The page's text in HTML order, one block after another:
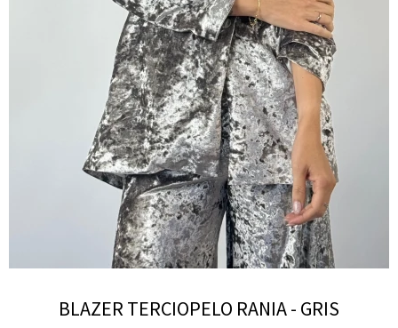
BLAZER TERCIOPELO RANIA - GRIS